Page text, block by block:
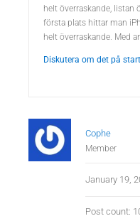
helt överraskande, listan
första plats hittar man
helt överraskande. Med
Diskutera om det på
Cophe
Member
January 19,
Post count: